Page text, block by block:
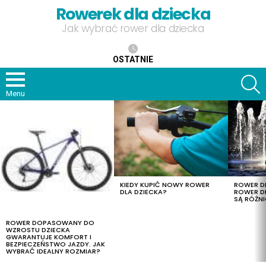
Rowerek dla dziecka
Jak wybrać rower dla dziecka
OSTATNIE
Menu
ROWER DOPASOWANY DO
WZROSTU DZIECKA
GWARANTUJE KOMFORT I
BEZPIECZEŃSTWO JAZDY. JAK
WYBRAĆ IDEALNY ROZMIAR?
KIEDY KUPIĆ NOWY ROWER
DLA DZIECKA?
ROWER
ROWER
SĄ